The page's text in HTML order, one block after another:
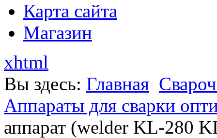
Карта сайта
Магазин
xhtml
Вы здесь: Главная
Аппараты для сварки
аппарат (welder KL-280